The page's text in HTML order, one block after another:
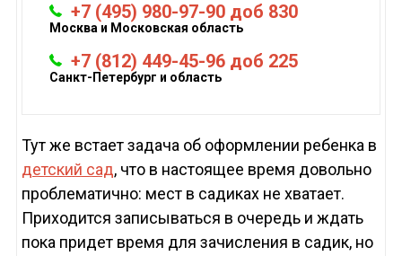
+7 (495) 980-97-90 доб 830
Москва и Московская область
+7 (812) 449-45-96 доб 225
Санкт-Петербург и область
Тут же встает задача об оформлении ребенка в
детский сад, что в настоящее время довольно
проблематично: мест в садиках не хватает.
Приходится записываться в очередь и ждать
пока придет время для зачисления в садик, но